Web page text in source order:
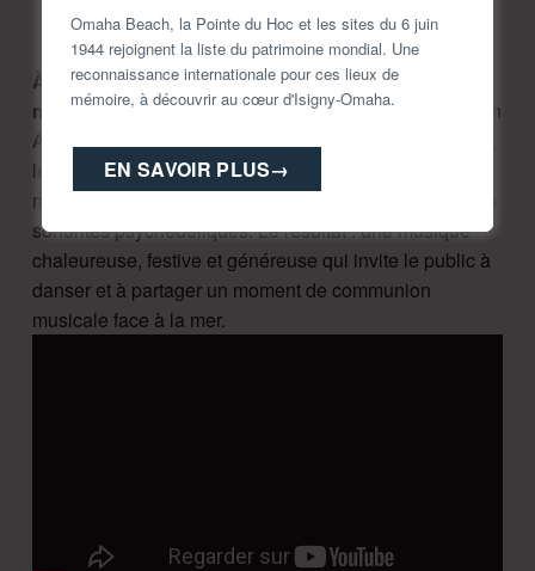
Loma
À 20h30,place au voyage avecLa Loma et ses six
musiciens. Né à Nantes autour du guitariste colombien
Andrés Restrepo et du chanteur chilien Cristian Zarate,
le groupe puise son inspiration dans les traditions
musicales des Andes, les rythmes afro-caribéens et les
sonorités psychédéliques. Le résultat : une musique
chaleureuse, festive et généreuse qui invite le public à
danser et à partager un moment de communion
musicale face à la mer.
Omaha Beach, la Pointe du Hoc et les sites du 6 juin
1944 rejoignent la liste du patrimoine mondial. Une
reconnaissance internationale pour ces lieux de
mémoire, à découvrir au cœur d'Isigny-Omaha.
EN SAVOIR PLUS→